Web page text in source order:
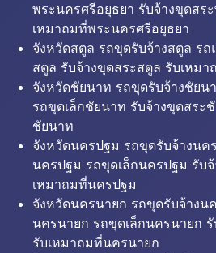
พระนครศรีอยุธยา รับจ้างขุดสร
เหมาถมที่พระนครศรีอยุธยา
จังหวัดสตูล รถขุดรับจ้างสตูล รถ
สตูล รับจ้างขุดสระสตูล รับเหมา
จังหวัดชัยนาท รถขุดรับจ้างชัยน
รถขุดเล็กชัยนาท รับจ้างขุดสระ
ชัยนาท
จังหวัดนครปฐม รถขุดรับจ้างนค
นครปฐม รถขุดเล็กนครปฐม รับ
เหมาถมที่นครปฐม
จังหวัดนครนายก รถขุดรับจ้างน
นครนายก รถขุดเล็กนครนายก
รับเหมาถมที่นครนายก